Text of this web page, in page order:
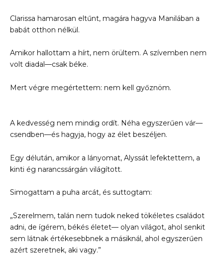
Clarissa hamarosan eltűnt, magára hagyva Manilában a
babát otthon nélkül.
Amikor hallottam a hírt, nem örültem. A szívemben nem
volt diadal—csak béke.
Mert végre megértettem: nem kell győznöm.
A kedvesség nem mindig ordít. Néha egyszerűen vár—
csendben—és hagyja, hogy az élet beszéljen.
Egy délután, amikor a lányomat, Alyssát lefektettem, a
kinti ég narancssárgán világított.
Simogattam a puha arcát, és suttogtam:
„Szerelmem, talán nem tudok neked tökéletes családot
adni, de ígérem, békés életet— olyan világot, ahol senkit
sem látnak értékesebbnek a másiknál, ahol egyszerűen
azért szeretnek, aki vagy.”